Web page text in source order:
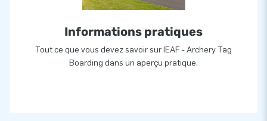
Informations pratiques
Tout ce que vous devez savoir sur IEAF - Archery Tag
Boarding dans un aperçu pratique.